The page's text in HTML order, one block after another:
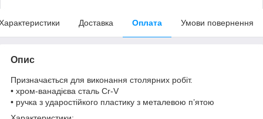
Доставка Оплата Умови повернення
Опис
Призначається для виконання столярних робіт.
• хром-ванадієва сталь Cr-V
• ручка з ударостійкого пластику з металевою п’ятою